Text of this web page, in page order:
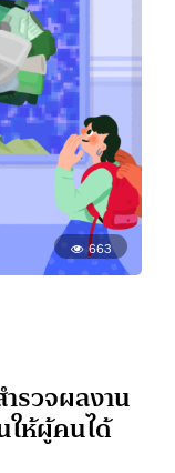
663
รวจผลงาน
ให้ผู้คนได้